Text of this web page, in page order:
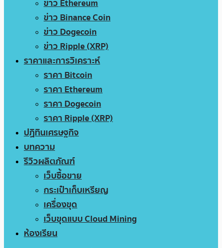
ข่าว Ethereum
ข่าว Binance Coin
ข่าว Dogecoin
ข่าว Ripple (XRP)
ราคาและการวิเคราะห์
ราคา Bitcoin
ราคา Ethereum
ราคา Dogecoin
ราคา Ripple (XRP)
ปฏิทินเศรษฐกิจ
บทความ
รีวิวผลิตภัณฑ์
เว็บซื้อขาย
กระเป๋าเก็บเหรียญ
เครื่องขุด
เว็บขุดแบบ Cloud Mining
ห้องเรียน